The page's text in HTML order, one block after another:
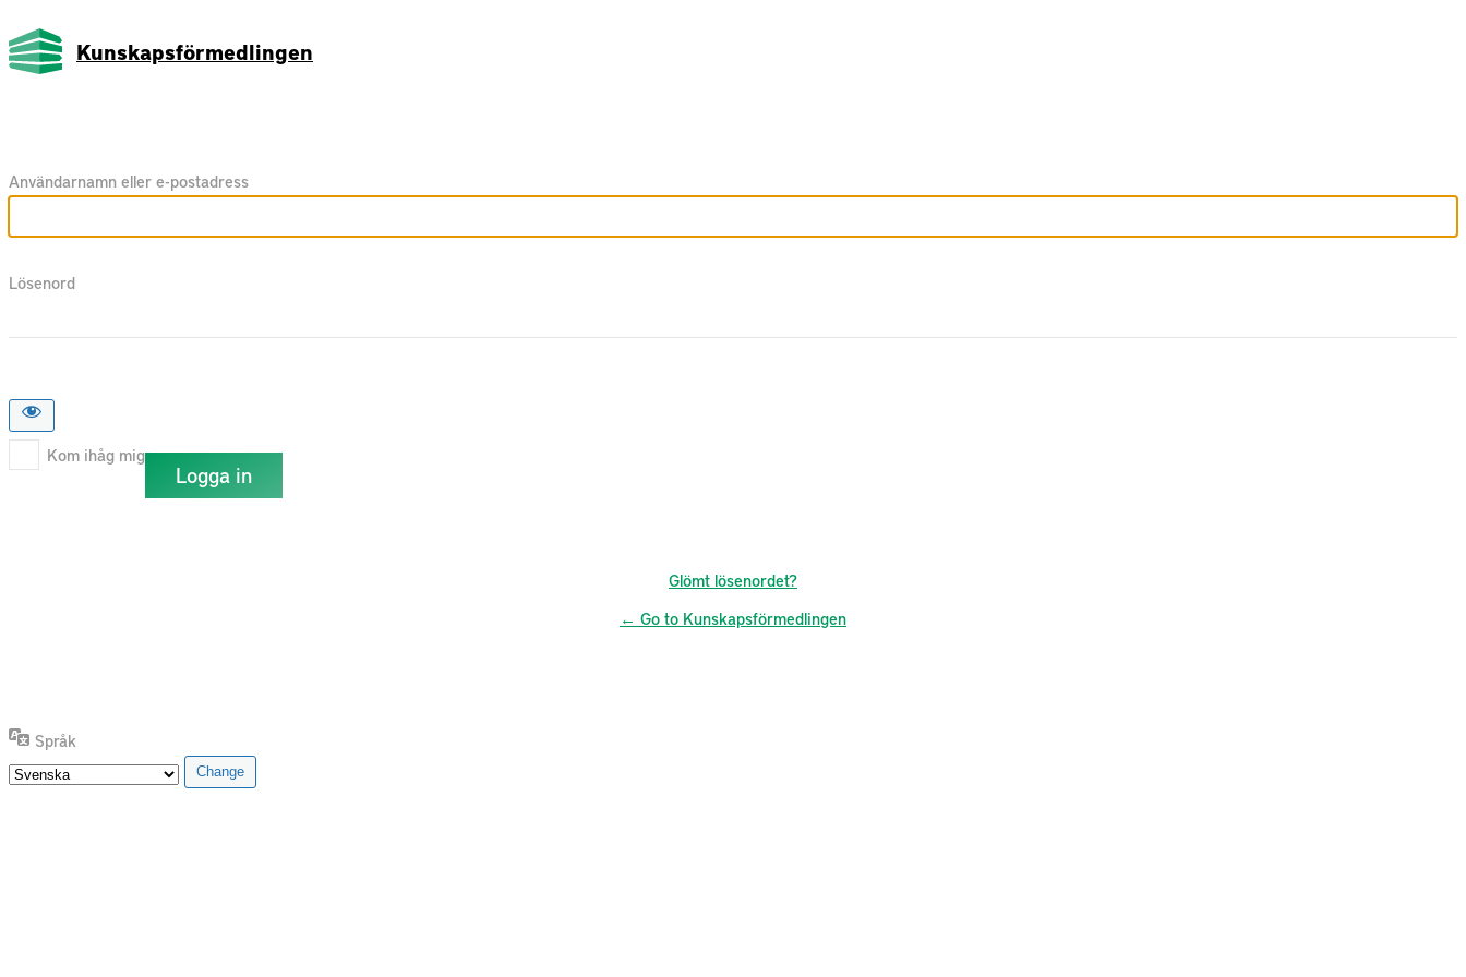
Kunskapsförmedlingen
Användarnamn eller e-postadress
Lösenord
Kom ihåg mig
Glömt lösenordet?
← Go to Kunskapsförmedlingen
Språk